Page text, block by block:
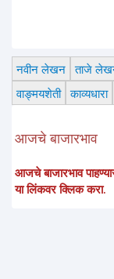
नवीन लेखन ताजे
वाङ्मयशेती काव्यधारा
आजचे बाजारभाव
आजचे बाजारभाव
या लिंकवर क्लिक करा.